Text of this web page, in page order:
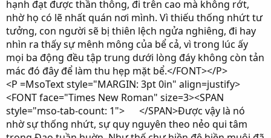
hạnh đạt được thần thông, đi trên cao mà không rớt,
nhờ họ có lẽ nhất quán nơi mình. Vì thiếu thống nhứt tư
tưởng, con người sẽ bị thiên lệch ngửa nghiêng, đi hay
nhìn ra thấy sự mênh mông của bể cả, vì trong lúc ấy
mọi ba động đều tập trung dưới lòng đáy không còn tản
mác đó đây để làm thu hẹp mặt bể.</FONT></P>
<P =MsoText style="MARGIN: 3pt 0in" align=justify>
<FONT face="Times New Roman" size=3><SPAN
style="mso-tab-count: 1"> </SPAN>Được vậy là nó
nhờ sự thống nhứt, sự quy nguyên theo nẻo qui tâm